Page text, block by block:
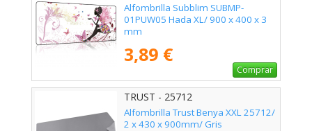
Alfombrilla Subblim SUBMP-
01PUW05 Hada XL/ 900 x 400 x 3
mm
3,89 €
Comprar
TRUST - 25712
Alfombrilla Trust Benya XXL 25712/
2 x 430 x 900mm/ Gris